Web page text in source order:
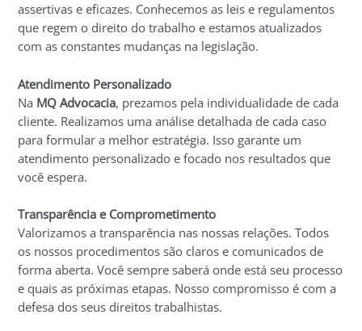
assertivas e eficazes. Conhecemos as leis e regulamentos
que regem o direito do trabalho e estamos atualizados
com as constantes mudanças na legislação.
Atendimento Personalizado
Na MQ Advocacia, prezamos pela individualidade de cada
cliente. Realizamos uma análise detalhada de cada caso
para formular a melhor estratégia. Isso garante um
atendimento personalizado e focado nos resultados que
você espera.
Transparência e Comprometimento
Valorizamos a transparência nas nossas relações. Todos
os nossos procedimentos são claros e comunicados de
forma aberta. Você sempre saberá onde está seu processo
e quais as próximas etapas. Nosso compromisso é com a
defesa dos seus direitos trabalhistas.